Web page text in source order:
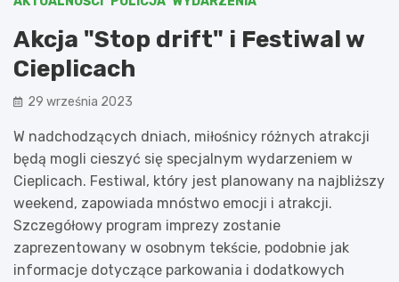
Akcja "Stop drift" i Festiwal w
Cieplicach
29 września 2023
W nadchodzących dniach, miłośnicy różnych atrakcji
będą mogli cieszyć się specjalnym wydarzeniem w
Cieplicach. Festiwal, który jest planowany na najbliższy
weekend, zapowiada mnóstwo emocji i atrakcji.
Szczegółowy program imprezy zostanie
zaprezentowany w osobnym tekście, podobnie jak
informacje dotyczące parkowania i dodatkowych